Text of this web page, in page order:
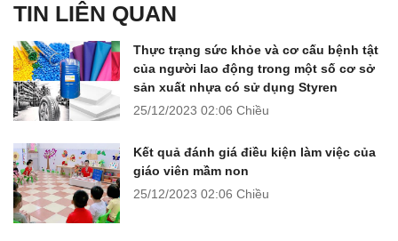
TIN LIÊN QUAN
Thực trạng sức khỏe và cơ cấu bệnh tật
của người lao động trong một số cơ sở
sản xuất nhựa có sử dụng Styren
25/12/2023 02:06 Chiều
Kết quả đánh giá điều kiện làm việc của
giáo viên mầm non
25/12/2023 02:06 Chiều